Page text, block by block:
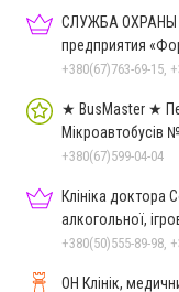
СЛУЖБА ОХРАНЫ
предприятия
+380(67)763-69-15,
★ BusMaster ★
Мікроавтобусів
+380(67)599-04-04
Клініка доктора
алкогольної,
залежностей,
+380(50)555-89-98,
ОН Клінік,